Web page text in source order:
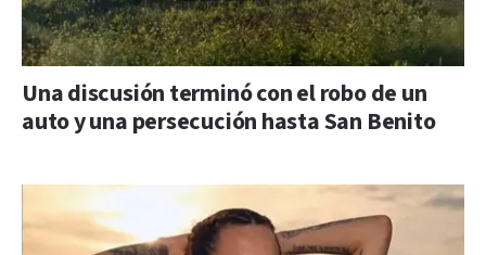
Una discusión terminó con el robo de un
auto y una persecución hasta San Benito